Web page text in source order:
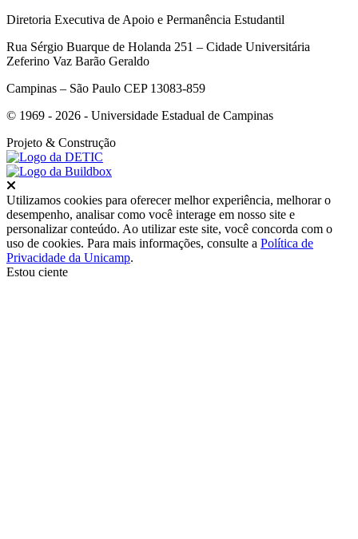
Diretoria Executiva de Apoio e Permanência Estudantil
Rua Sérgio Buarque de Holanda 251 – Cidade Universitária
Zeferino Vaz Barão Geraldo
Campinas – São Paulo CEP 13083-859
© 1969 - 2026 - Universidade Estadual de Campinas
Projeto & Construção
Utilizamos cookies para oferecer melhor experiência, melhorar o
desempenho, analisar como você interage em nosso site e
personalizar conteúdo. Ao utilizar este site, você concorda com o
uso de cookies. Para mais informações, consulte a Política de
Privacidade da Unicamp.
Estou ciente